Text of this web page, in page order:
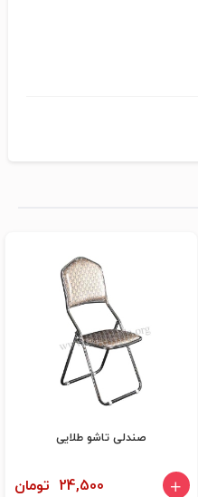
صندلی تاشو طلایی
24,500 تومان